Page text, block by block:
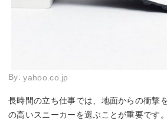
By:yahoo.co.jp
長時間の立ち仕事では、地面からの衝撃
の高いスニーカーを選ぶことが重要です